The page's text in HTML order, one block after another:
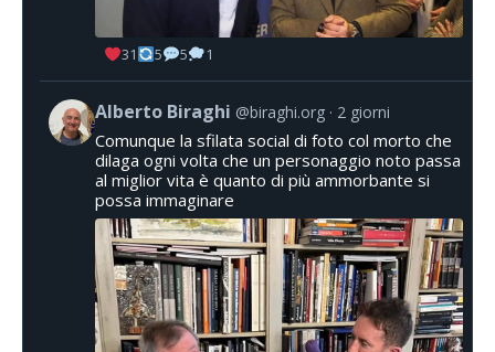
31 5 5 1
Alberto Biraghi @biraghi.org 2 giorni
Comunque la sfilata social di foto col morto che
dilaga ogni volta che un personaggio noto passa
al miglior vita è quanto di più ammorbante si
possa immaginare